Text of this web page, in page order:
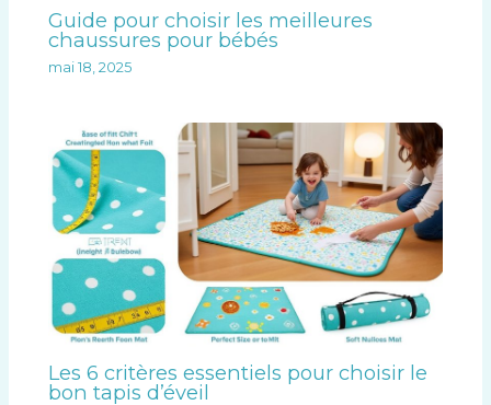
Guide pour choisir les meilleures
chaussures pour bébés
mai 18, 2025
Les 6 critères essentiels pour choisir le
bon tapis d’éveil